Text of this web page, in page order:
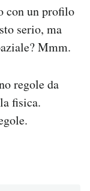
con un profilo
serio, ma
Mmm.
regole da
fisica.